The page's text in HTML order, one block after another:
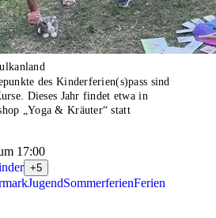
des Kinderferien(s)pass sind
Dieses Jahr findet etwa in
„Yoga & Kräuter“ statt
17:00
+5
JugendSommerferienFerien